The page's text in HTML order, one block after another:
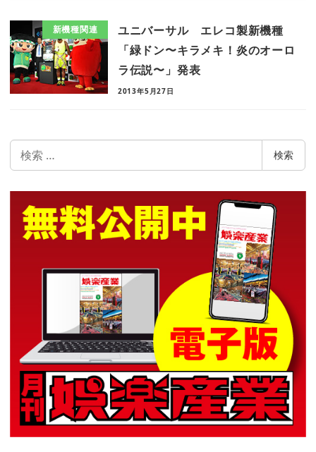
新機種関連
ユニバーサル エレコ製新機種
「緑ドン〜キラメキ！炎のオーロ
ラ伝説〜」発表
2013年5月27日
索
検索